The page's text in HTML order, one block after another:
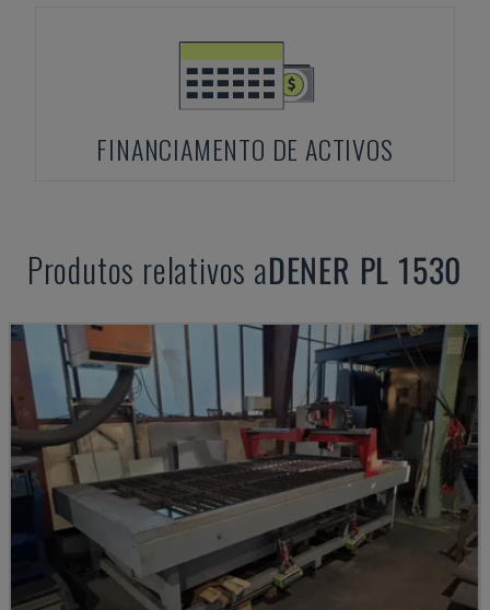
FINANCIAMENTO DE ACTIVOS
Produtos relativos aDENER PL 1530